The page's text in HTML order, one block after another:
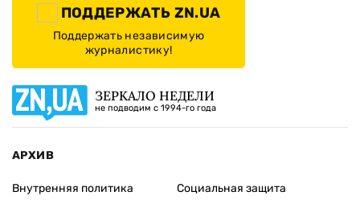
ПОДДЕРЖАТЬ ZN.UA
Поддержать независимую
журналистику!
ЗЕРКАЛО НЕДЕЛИ
не подводим с 1994-го года
АРХИВ
Внутренняя политика
Социальная защита